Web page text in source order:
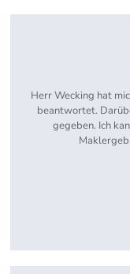
Herr Wecking hat
beantwortet.
gegeben. Ich